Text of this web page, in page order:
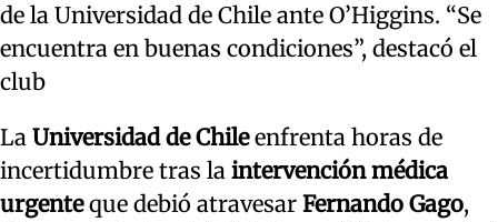
de la Universidad de Chile ante O’Higgins. “Se
encuentra en buenas condiciones”, destacó el
club
La Universidad de Chileenfrenta horas de
incertidumbre tras la intervención médica
urgenteque debió atravesar Fernando Gago,